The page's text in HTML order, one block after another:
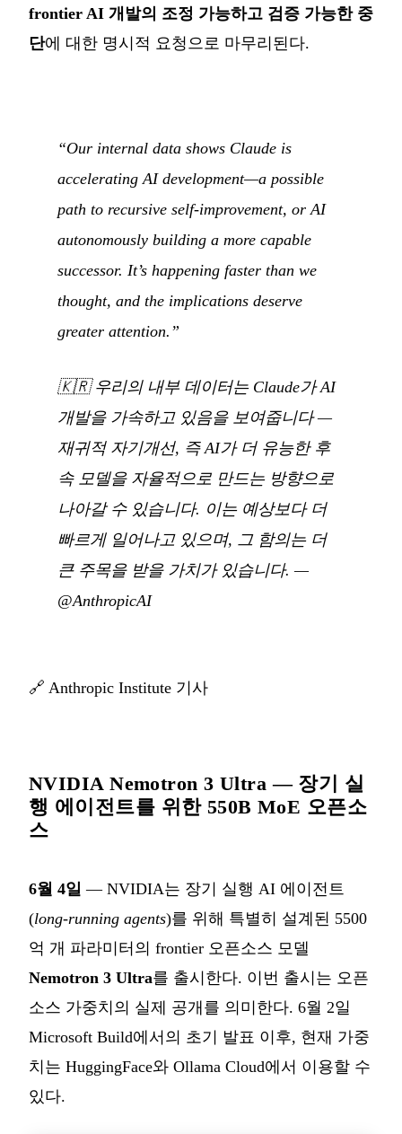
frontier AI 개발의 조정 가능하고 검증 가능한 중
단에 대한 명시적 요청으로 마무리된다.
“Our internal data shows Claude is
accelerating AI development—a possible
path to recursive self-improvement, or AI
autonomously building a more capable
successor. It’s happening faster than we
thought, and the implications deserve
greater attention.”
🇰🇷우리의 내부 데이터는 Claude가 AI
개발을 가속하고 있음을 보여줍니다 —
재귀적 자기개선, 즉 AI가 더 유능한 후
속 모델을 자율적으로 만드는 방향으로
나아갈 수 있습니다. 이는 예상보다 더
빠르게 일어나고 있으며, 그 함의는 더
큰 주목을 받을 가치가 있습니다. —
@AnthropicAI
🔗 Anthropic Institute 기사
NVIDIA Nemotron 3 Ultra — 장기 실
행 에이전트를 위한 550B MoE 오픈소
스
6월 4일 — NVIDIA는 장기 실행 AI 에이전트
(long-running agents)를 위해 특별히 설계된 5500
억 개 파라미터의 frontier 오픈소스 모델
Nemotron 3 Ultra를 출시한다. 이번 출시는 오픈
소스 가중치의 실제 공개를 의미한다. 6월 2일
Microsoft Build에서의 초기 발표 이후, 현재 가중
치는 HuggingFace와 Ollama Cloud에서 이용할 수
있다.